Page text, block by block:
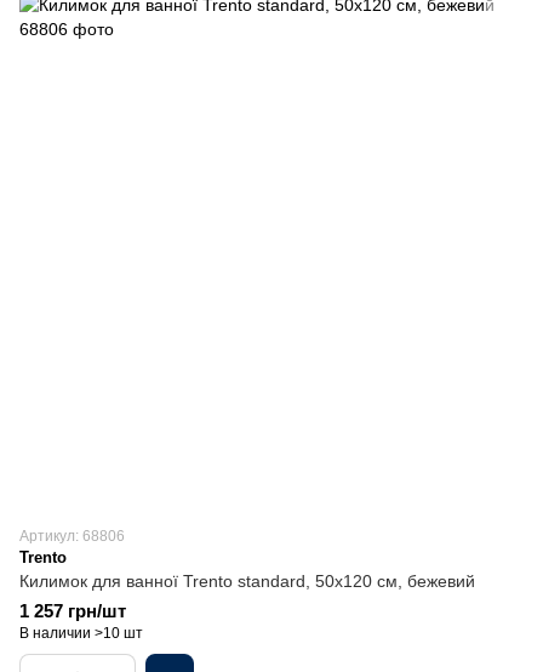
Артикул: 68806
Trento
Килимок для ванної Trento standard, 50х120 см, бежевий
1 257 грн/шт
В наличии >10 шт